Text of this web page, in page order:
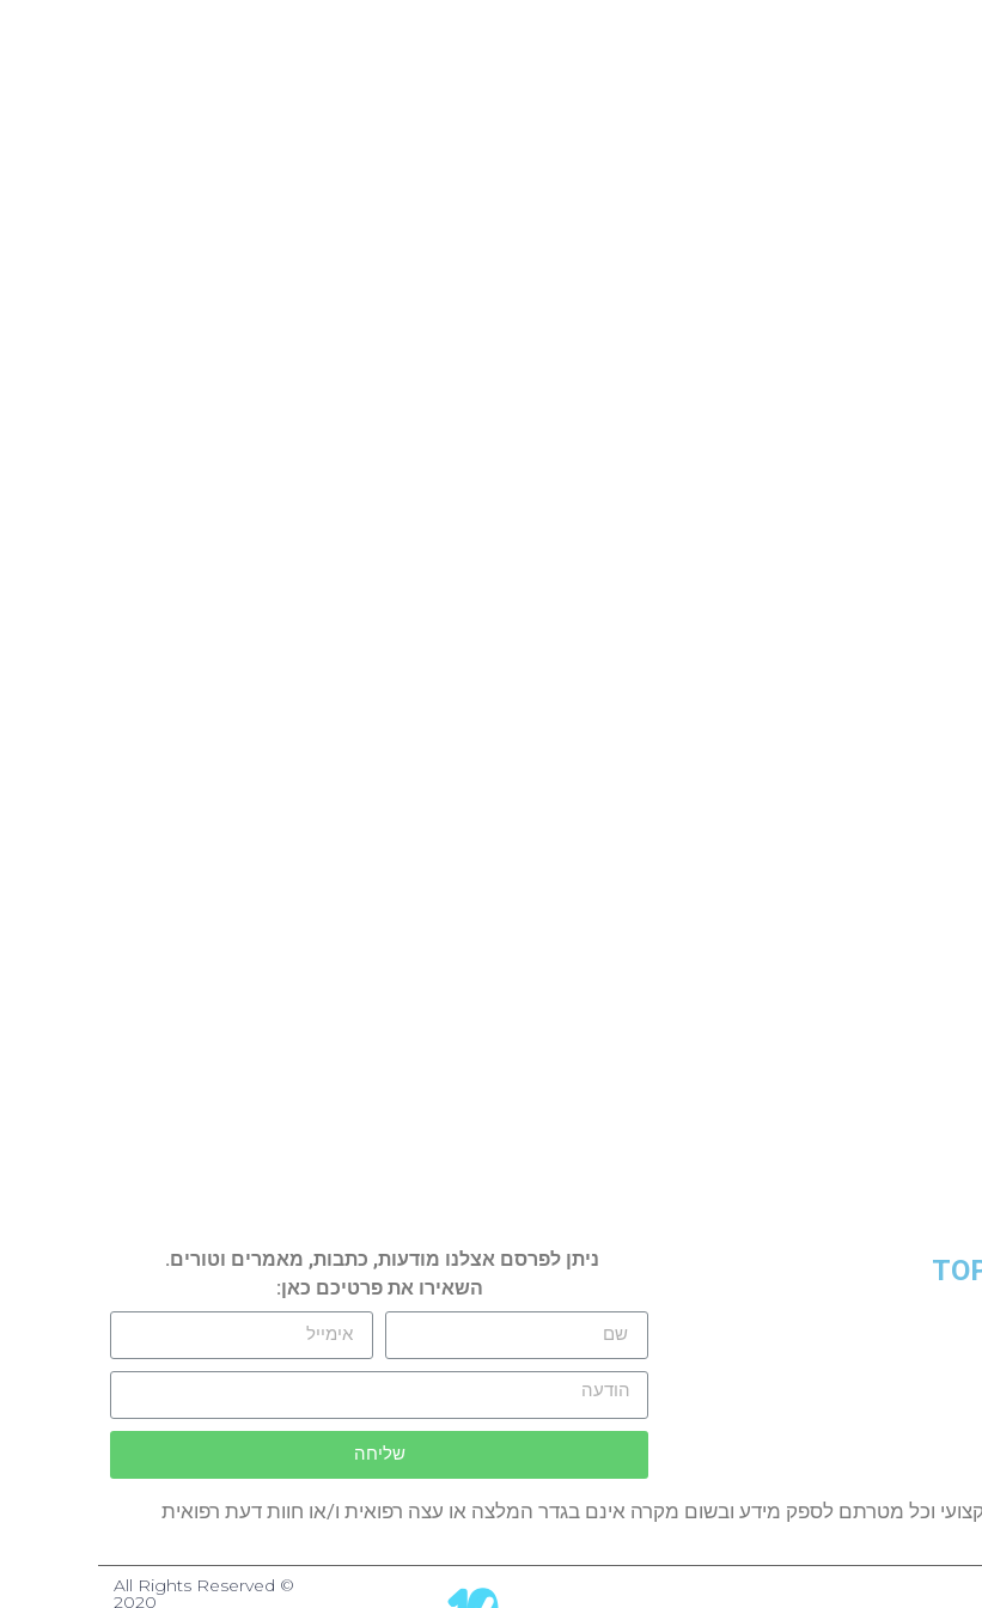
ניתן לפרסם אצלנו מודעות, כתבות, מאמרים וטורים.
השאירו את פרטיכם כאן:
שליחה
וכל מטרתם לספק מידע ובשום מקרה אינם בגדר המלצה או עצה רפואית ו/או חוות דעת רפואית
© All Rights Reserved
2020